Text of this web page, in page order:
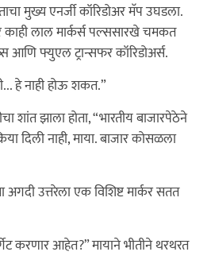
मुख्य एनर्जी कॉरिडोअर मॅप उघडला.
काही लाल मार्कर्स पल्ससारखे चमकत
आणि फ्युएल ट्रान्सफर कॉरिडोअर्स.
हे नाही होऊ शकत.”
झाला होता, “भारतीय बाजारपेठेने
दिली नाही, माया. बाजार कोसळला
उत्तरेला एक विशिष्ट मार्कर सतत
करणार आहेत?” मायाने भीतीने थरथरत